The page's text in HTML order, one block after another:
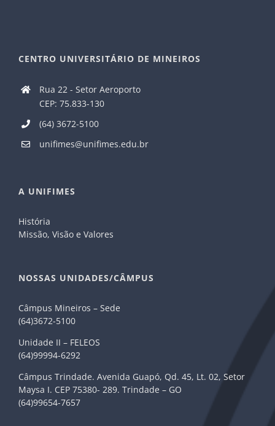
CENTRO UNIVERSITÁRIO DE MINEIROS
Rua 22 - Setor Aeroporto
CEP: 75.833-130
(64) 3672-5100
unifimes@unifimes.edu.br
A UNIFIMES
História
Missão, Visão e Valores
NOSSAS UNIDADES/CÂMPUS
Câmpus Mineiros – Sede
(64)3672-5100
Unidade II – FELEOS
(64)99994-6292
Câmpus Trindade. Avenida Guapó, Qd. 45, Lt. 02, Setor
Maysa I. CEP 75380- 289. Trindade – GO
(64)99654-7657